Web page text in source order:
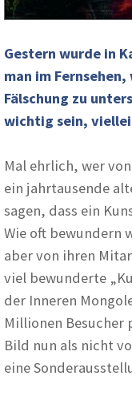
Gestern wurde in
man im
Fälschung zu
wichtig sein,
Mal ehrlich, wer
ein jahrtausende
sagen, dass ein
Wie oft bewundern
aber von ihren
viel bewunderte
der Inneren
Millionen Besucher
Bild nun als nicht
eine